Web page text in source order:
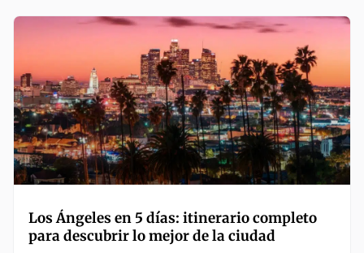
Los Ángeles en 5 días: itinerario completo
para descubrir lo mejor de la ciudad